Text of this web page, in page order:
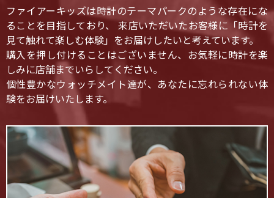
ファイアーキッズは時計のテーマパークのような存在にな
ることを目指しており、 来店いただいたお客様に「時計を
見て触れて楽しむ体験」をお届けしたいと考えています。
購入を押し付けることはございません、お気軽に時計を楽
しみに店舗までいらしてください。
個性豊かなウォッチメイト達が、あなたに忘れられない体
験をお届けいたします。